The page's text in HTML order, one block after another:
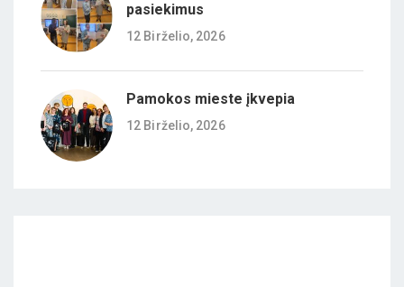
pasiekimus
12 Birželio, 2026
Pamokos mieste įkvepia
12 Birželio, 2026